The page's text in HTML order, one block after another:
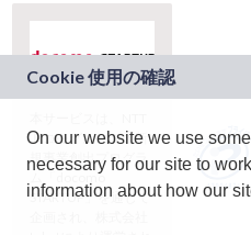
ドコモグループの新
規事業創出プログラ
ム「docomo
STARTUP」を通じて
On our website we use
necessary for our site to
information about how our